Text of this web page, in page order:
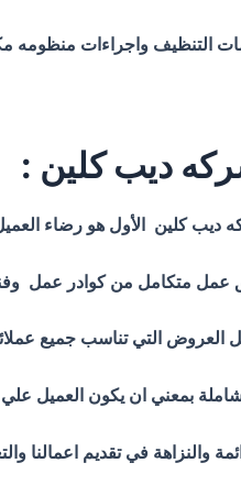
التنظيف واجراءات منظومه
ديب كلين :
كلين الأول هو رضاء العميل
عمل متكامل من كوادر عمل
العروض التي تناسب جميع
بمعني ان يكون العميل
والنزاهة في تقديم اعمالنا